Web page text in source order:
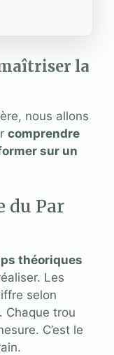
la
nous allons
comprendre
sur un
Par
théoriques
Les
selon
Chaque trou
C’est le